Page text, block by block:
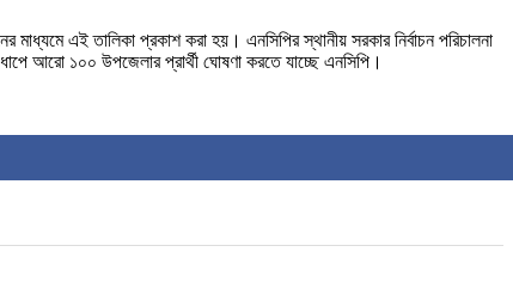
এই তালিকা প্রকাশ করা হয়। এনসিপির স্থানীয় সরকার নির্বাচন পরিচালনা
আরো ১০০ উপজেলার প্রার্থী ঘোষণা করতে যাচ্ছে এনসিপি।